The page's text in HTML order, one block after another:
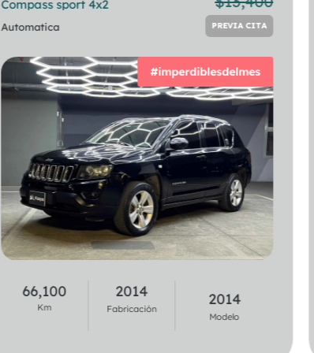
Compass sport 4x2
Automatica PREVIA CITA
#imperdiblesdelmes
66,100
Km
2014
Fabricación
2014
Modelo
218i Gran Coupe
Automatica
PREVIA CITA
44,900
Km
2020
Fabricación
2021
Modelo